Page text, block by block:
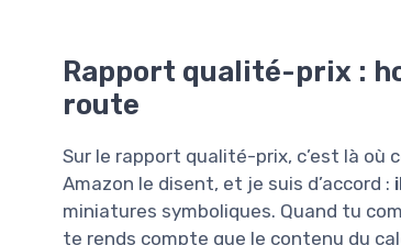
Rapport qualité-prix :
route
Sur le rapport qualité-prix, c’est là où
Amazon le disent, et je suis d’accord :
miniatures symboliques. Quand tu
te rends compte que le contenu du